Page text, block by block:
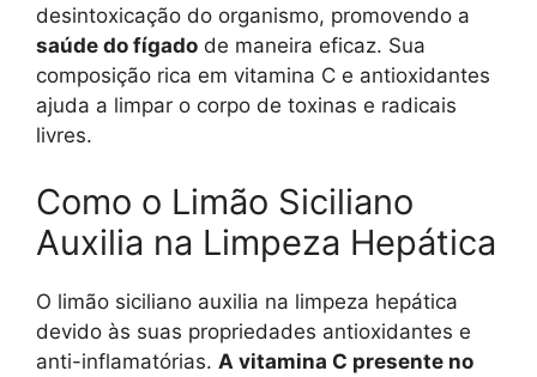
desintoxicação do organismo, promovendo a
saúde do fígado de maneira eficaz. Sua
composição rica em vitamina C e antioxidantes
ajuda a limpar o corpo de toxinas e radicais
livres.
Como o Limão Siciliano
Auxilia na Limpeza Hepática
O limão siciliano auxilia na limpeza hepática
devido às suas propriedades antioxidantes e
anti-inflamatórias. A vitamina C presente no